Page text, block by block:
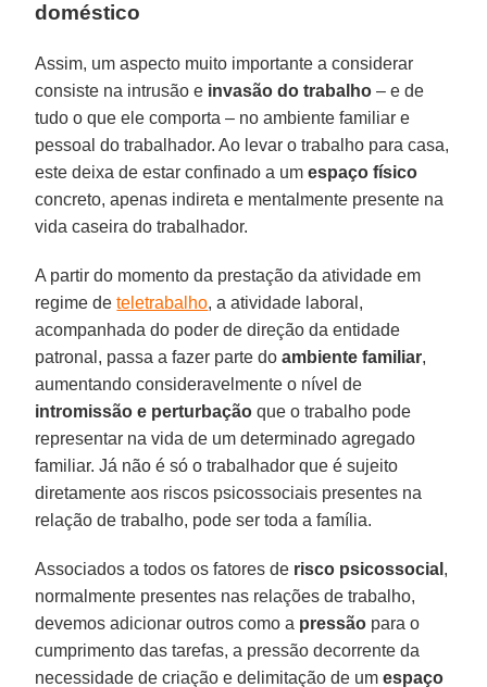
doméstico
Assim, um aspecto muito importante a considerar
consiste na intrusão e invasão do trabalho – e de
tudo o que ele comporta – no ambiente familiar e
pessoal do trabalhador. Ao levar o trabalho para casa,
este deixa de estar confinado a umespaço físico
concreto, apenas indireta e mentalmente presente na
vida caseira do trabalhador.
A partir do momento da prestação da atividade em
regime deteletrabalho, a atividade laboral,
acompanhada do poder de direção da entidade
patronal, passa a fazer parte doambiente familiar,
aumentando consideravelmente o nível de
intromissão e perturbação que o trabalho pode
representar na vida de um determinado agregado
familiar. Já não é só o trabalhador que é sujeito
diretamente aos riscos psicossociais presentes na
relação de trabalho, pode ser toda a família.
Associados a todos os fatores de risco psicossocial ,
normalmente presentes nas relações de trabalho,
devemos adicionar outros como a pressão para o
cumprimento das tarefas, a pressão decorrente da
necessidade de criação e delimitação de umespaço